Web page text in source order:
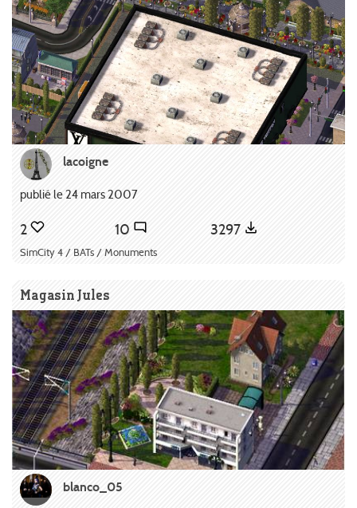
lacoigne
publié le 24 mars 2007
2 10 3297
SimCity 4 / BATs / Monuments
Magasin Jules
blanco_05